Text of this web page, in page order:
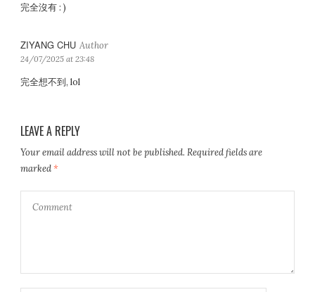
完全沒有 : )
ZIYANG CHU
24/07/2025 at 23:48
完全想不到, lol
LEAVE A REPLY
Your email address will not be published. Required fields are
marked*